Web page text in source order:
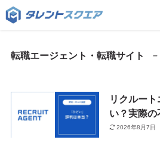
転職エージェント・転職サイト
リクルー
い？実際
2026年8月7日